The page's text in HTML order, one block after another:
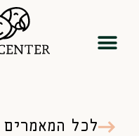
לכל המאמרים